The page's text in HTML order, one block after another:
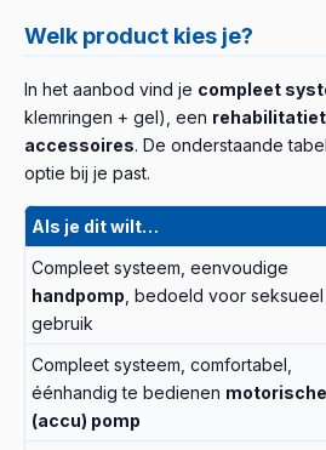
Welk product kies je?
In het aanbod vind je compleet
klemringen + gel), een
accessoires. De onderstaande
optie bij je past.
Als je dit wilt…
Compleet systeem, eenvoudige
handpomp , bedoeld voor seksueel
gebruik
Compleet systeem, comfortabel,
éénhandig te bedienen motorische
(accu) pomp